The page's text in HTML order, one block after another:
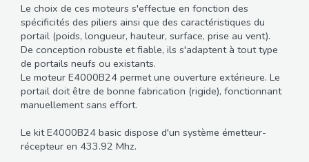
Le choix de ces moteurs s'effectue en fonction des
spécificités des piliers ainsi que des caractéristiques du
portail (poids, longueur, hauteur, surface, prise au vent).
De conception robuste et fiable, ils s'adaptent à tout type
de portails neufs ou existants.
Le moteur E4000B24 permet une ouverture extérieure. Le
portail doit être de bonne fabrication (rigide), fonctionnant
manuellement sans effort.
Le kit E4000B24 basic dispose d'un système émetteur-
récepteur en 433.92 Mhz.